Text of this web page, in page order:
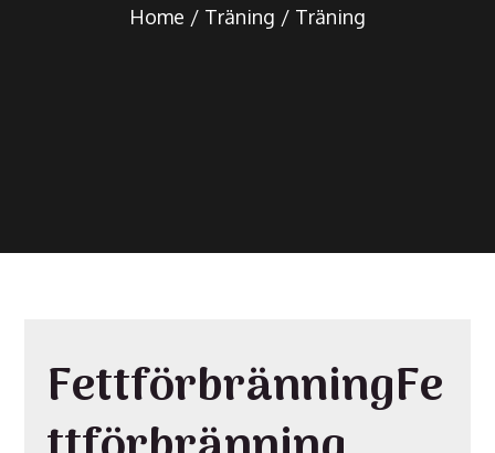
Home Träning Träning
FettförbränningFe